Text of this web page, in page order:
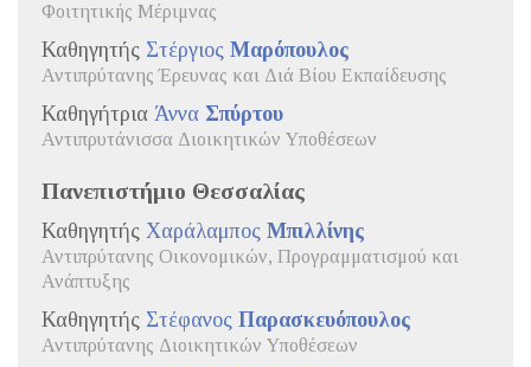
Φοιτητικής Μέριμνας
Καθηγητής Στέργιος Μαρόπουλος
Αντιπρύτανης Έρευνας και Διά Βίου Εκπαίδευσης
Καθηγήτρια Άννα Σπύρτου
Αντιπρυτάνισσα Διοικητικών Υποθέσεων
Πανεπιστήμιο Θεσσαλίας
Καθηγητής Χαράλαμπος Μπιλλίνης
Αντιπρύτανης Οικονομικών, Προγραμματισμού και
Ανάπτυξης
Καθηγητής Στέφανος Παρασκευόπουλος
Αντιπρύτανης Διοικητικών Υποθέσεων